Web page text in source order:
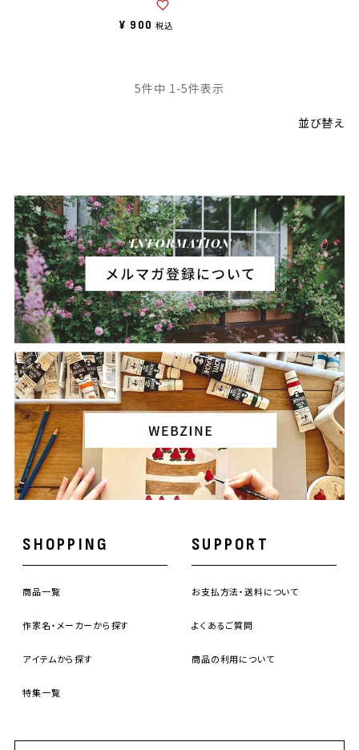
¥ 900 税込
並び替え
5件中 1-5件表示
SHOPPING
商品一覧
作家名・メーカーから探す
アイテムから探す
特集一覧
SUPPORT
お支払方法・送料について
よくあるご質問
商品の利用について